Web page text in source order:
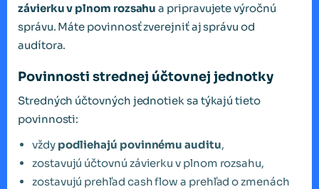
závierku v plnom rozsahu a pripravujete výročnú
správu. Máte povinnosť zverejniť aj správu od
audítora.
Povinnosti strednej účtovnej jednotky
Stredných účtovných jednotiek sa týkajú tieto
povinnosti:
vždy podliehajú povinnému auditu,
zostavujú účtovnú závierku v plnom rozsahu,
zostavujú prehľad cash flow a prehľad o zmenách